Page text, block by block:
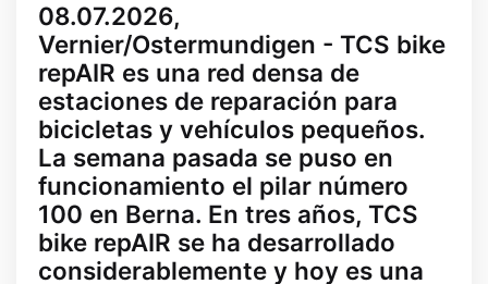
08.07.2026,
Vernier/Ostermundigen - TCS bike
repAIR es una red densa de
estaciones de reparación para
bicicletas y vehículos pequeños.
La semana pasada se puso en
funcionamiento el pilar número
100 en Berna. En tres años, TCS
bike repAIR se ha desarrollado
considerablemente y hoy es una